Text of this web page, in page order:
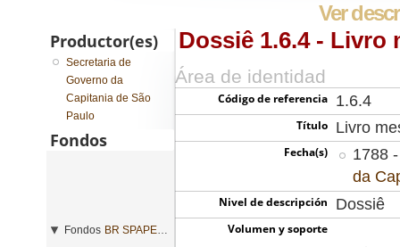
Ver
Dossiê 1.6.4 - Livro
Área de identidad
Código de referencia 1.6.4
Título Livro
Fecha(s)
1788
da
Nivel de descripción Dossiê
Volumen y soporte
Productor(es)
Secretaria de
Governo da
Capitania de São
Paulo
Fondos
Fondos BR SPAPESP SEGOVC - Secretaria de Governo da Capitania de São Paulo